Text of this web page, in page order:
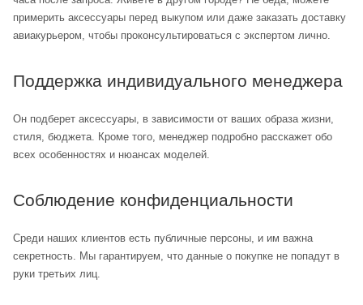
примерить аксессуары перед выкупом или даже заказать доставку
авиакурьером, чтобы проконсультироваться с экспертом лично.
Поддержка индивидуального менеджера
Он подберет аксессуары, в зависимости от ваших образа жизни,
стиля, бюджета. Кроме того, менеджер подробно расскажет обо
всех особенностях и нюансах моделей.
Соблюдение конфиденциальности
Среди наших клиентов есть публичные персоны, и им важна
секретность. Мы гарантируем, что данные о покупке не попадут в
руки третьих лиц.